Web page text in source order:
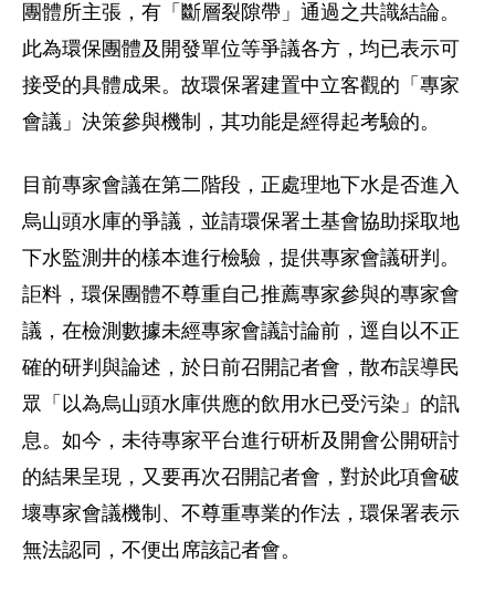
團體所主張，有「斷層裂隙帶」通過之共識結論。
此為環保團體及開發單位等爭議各方，均已表示可
接受的具體成果。故環保署建置中立客觀的「專家
會議」決策參與機制，其功能是經得起考驗的。
目前專家會議在第二階段，正處理地下水是否進入
烏山頭水庫的爭議，並請環保署土基會協助採取地
下水監測井的樣本進行檢驗，提供專家會議研判。
詎料，環保團體不尊重自己推薦專家參與的專家會
議，在檢測數據未經專家會議討論前，逕自以不正
確的研判與論述，於日前召開記者會，散布誤導民
眾「以為烏山頭水庫供應的飲用水已受污染」的訊
息。如今，未待專家平台進行研析及開會公開研討
的結果呈現，又要再次召開記者會，對於此項會破
壞專家會議機制、不尊重專業的作法，環保署表示
無法認同，不便出席該記者會。